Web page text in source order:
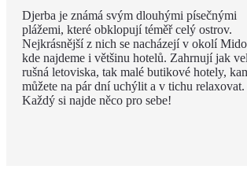
Djerba je známá svým dlouhými písečnými
plážemi, které obklopují téměř celý ostrov.
Nejkrásnější z nich se nacházejí v okolí
kde najdeme i většinu hotelů. Zahrnují jak
rušná letoviska, tak malé butikové hotely,
můžete na pár dní uchýlit a v tichu relaxovat.
Každý si najde něco pro sebe!